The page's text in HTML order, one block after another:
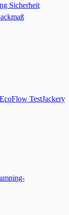
Sicherheit
EcoFlow TestJackery